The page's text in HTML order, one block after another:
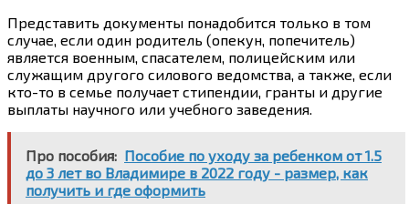
Представить документы понадобится только в том
случае, если один родитель (опекун, попечитель)
является военным, спасателем, полицейским или
служащим другого силового ведомства, а также, если
кто-то в семье получает стипендии, гранты и другие
выплаты научного или учебного заведения.
Про пособия: Пособие по уходу за ребенком от 1.5
до 3 лет во Владимире в 2022 году - размер, как
получить и где оформить